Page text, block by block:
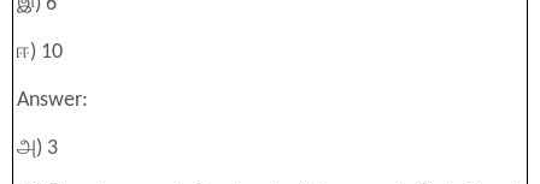
ஈ) 10
Answer:
அ) 3